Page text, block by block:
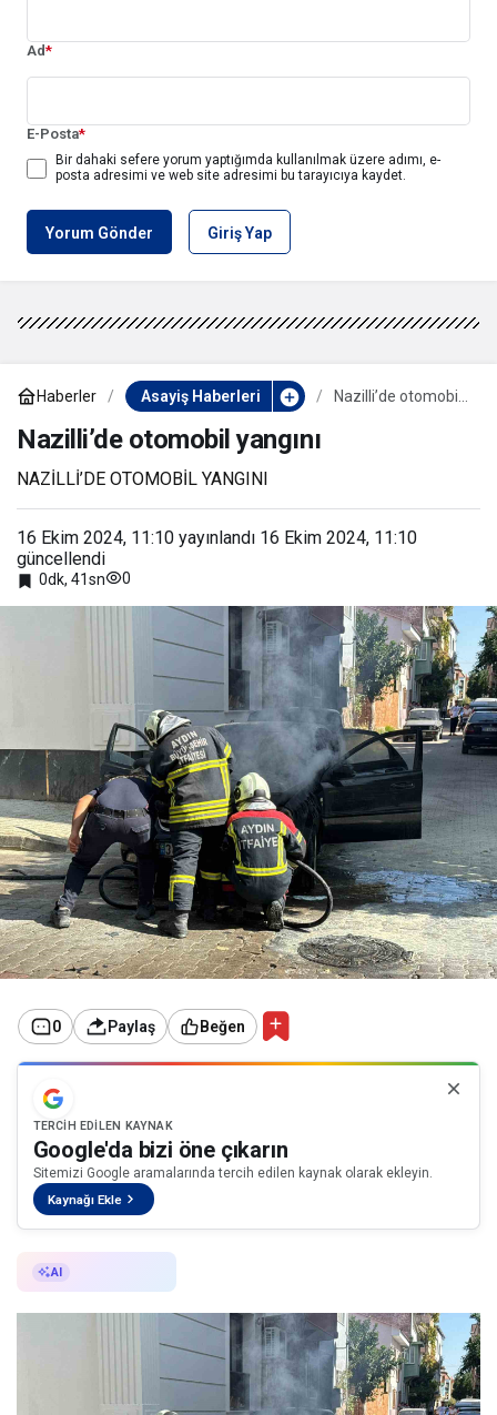
Ad*
E-Posta*
Bir dahaki sefere yorum yaptığımda kullanılmak üzere adımı, e-
posta adresimi ve web site adresimi bu tarayıcıya kaydet.
Yorum Gönder Giriş Yap
Haberler Asayiş Haberleri
Nazilli’de otomobil
Nazilli’de otomobil yangını
NAZİLLİ’DE OTOMOBİL YANGINI
16 Ekim 2024, 11:10 yayınlandı 16 Ekim 2024, 11:10
güncellendi
0dk, 41sn 0
0 Paylaş Beğen
TERCIH EDILEN KAYNAK
Google'da bizi öne çıkarın
Sitemizi Google aramalarında tercih edilen kaynak olarak ekleyin.
Kaynağı Ekle
AI